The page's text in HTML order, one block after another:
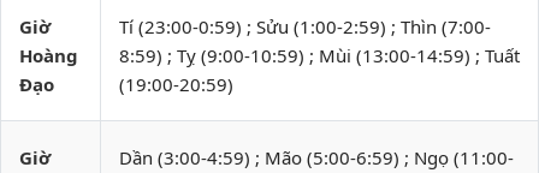
Giờ
Hoàng
Đạo
Tí (23:00-0:59) ; Sửu (1:00-2:59) ; Thìn (7:00-
8:59) ; Tỵ (9:00-10:59) ; Mùi (13:00-14:59) ; Tuất
(19:00-20:59)
Giờ
Dần (3:00-4:59) ; Mão (5:00-6:59) ; Ngọ (11:00-